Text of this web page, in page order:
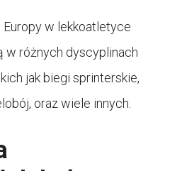
w lekkoatletyce
w różnych dyscyplinach
jak biegi sprinterskie,
oraz wiele innych.